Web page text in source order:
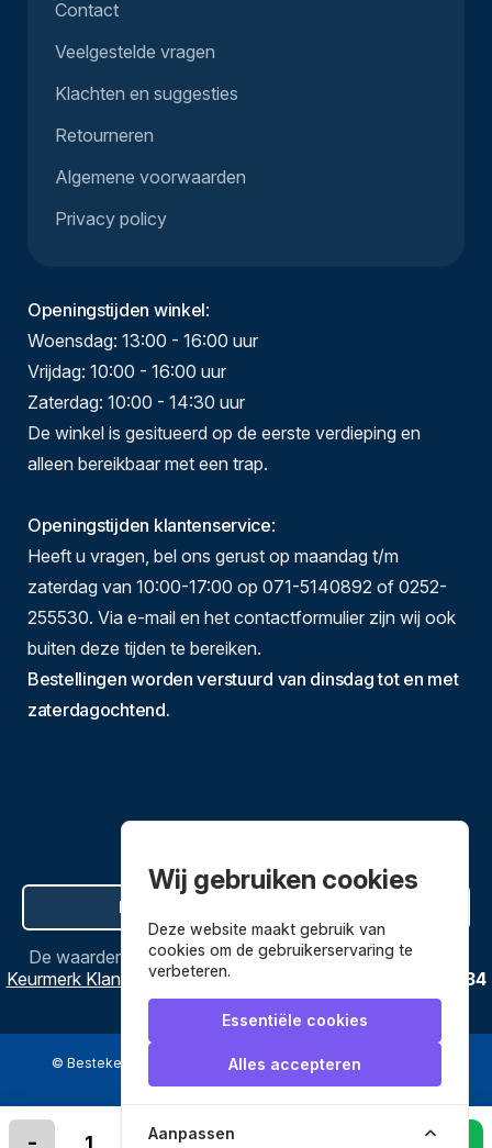
- + In winkelmandje leggen
Contact
Veelgestelde vragen
Klachten en suggesties
Retourneren
Algemene voorwaarden
Privacy policy
Openingstijden winkel:
Woensdag: 13:00 - 16:00 uur
Vrijdag: 10:00 - 16:00 uur
Zaterdag: 10:00 - 14:30 uur
De winkel is gesitueerd op de eerste verdieping en
alleen bereikbaar met een trap.
Openingstijden klantenservice:
Heeft u vragen, bel ons gerust op maandag t/m
zaterdag van 10:00-17:00 op 071-5140892 of 0252-
255530. Via e-mail en het contactformulier zijn wij ook
buiten deze tijden te bereiken.
Bestellingen worden verstuurd van dinsdag tot en met
zaterdagochtend.
Hier de overeenkomst ontbinden
De waardering vanBestekenpannen.nlbijWebwinkel
Keurmerk Klantbeoordelingen
3634
reviews.
© Bestekenpannen.nl 2026 een webshop van
Wij gebruiken cookies
Deze website maakt gebruik van
cookies om de gebruikerservaring te
verbeteren.
Essentiële cookies
Alles accepteren
Aanpassen